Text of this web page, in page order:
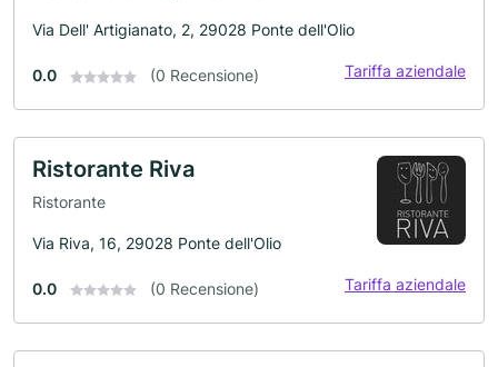
Via Dell' Artigianato, 2, 29028 Ponte dell'Olio
0.0 (0 Recensione) Tariffa aziendale
Ristorante Riva
Ristorante
Via Riva, 16, 29028 Ponte dell'Olio
0.0 (0 Recensione) Tariffa aziendale